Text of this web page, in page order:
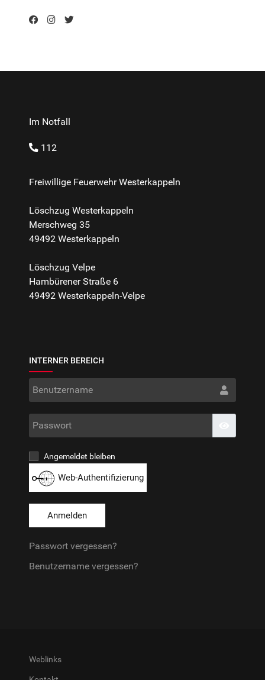
Im Notfall
112
Freiwillige Feuerwehr Westerkappeln
Löschzug Westerkappeln
Merschweg 35
49492 Westerkappeln
Löschzug Velpe
Hambürener Straße 6
49492 Westerkappeln-Velpe
INTERNER BEREICH
Angemeldet bleiben
Web-Authentifizierung
Anmelden
Passwort vergessen?
Benutzername vergessen?
Weblinks